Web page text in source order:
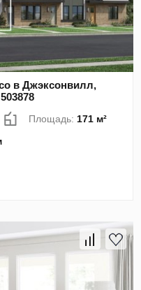
в Джэксонвилл,
Площадь: 171 м²